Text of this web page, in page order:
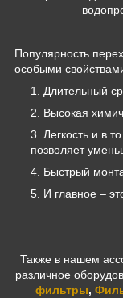
Популярность
особыми
Длительный
Высокая
Легкость и в
позволяет
Быстрый
И главное –
Также в нашем
различное
фильтры,